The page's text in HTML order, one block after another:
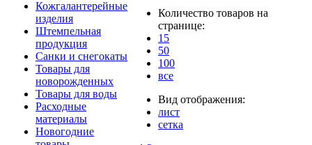
Кожгалантерейные
изделия
Штемпельная
продукция
Санки и снегокаты
Товары для
новорожденных
Товары для воды
Расходные
материалы
Новогодние
Количество товаров на
странице:
15
50
100
все
Вид отображения:
лист
сетка